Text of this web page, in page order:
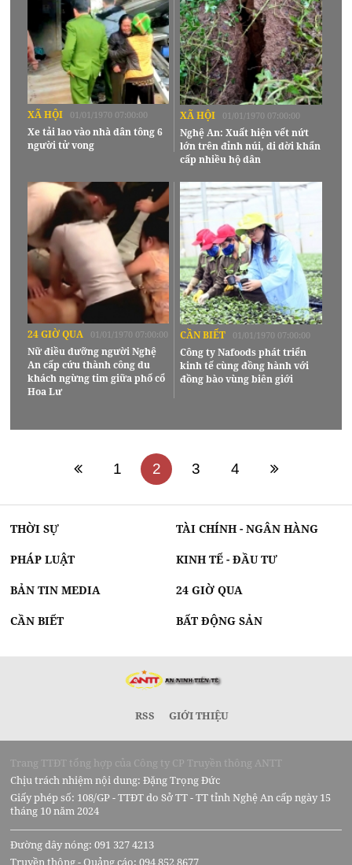
XÃ HỘI 01/01/1970 07:00:00
Xe tải lao vào nhà dân tông 6
người tử vong
XÃ HỘI 01/01/1970 07:00:00
Nghệ An: Xuất hiện vết nứt
lớn trên đỉnh núi, di dời khẩn
cấp nhiều hộ dân
24 GIỜ QUA 01/01/1970 07:00:00
Nữ điều dưỡng người Nghệ
An cấp cứu thành công du
khách ngừng tim giữa phố cổ
Hoa Lư
CẦN BIẾT 01/01/1970 07:00:00
Công ty Nafoods phát triển
kinh tế cùng đồng hành với
đồng bào vùng biên giới
1 2 3 4
THỜI SỰ TÀI CHÍNH - NGÂN HÀNG
PHÁP LUẬT KINH TẾ - ĐẦU TƯ
BẢN TIN MEDIA 24 GIỜ QUA
CẦN BIẾT BẤT ĐỘNG SẢN
RSS GIỚI THIỆU
Trang TTĐT tổng hợp của Công ty CP Truyền thông ANTT
Chịu trách nhiệm nội dung: Đặng Trọng Đức
Giấy phép số: 108/GP - TTĐT do Sở TT - TT tỉnh Nghệ An cấp ngày 15
tháng 10 năm 2024
Đường dây nóng: 091 327 4213
Truyền thông - Quảng cáo: 094 852 8677